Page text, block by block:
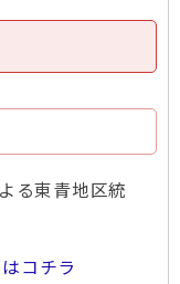
る東青地区統
コチラ